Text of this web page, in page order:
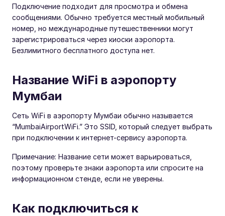
Подключение подходит для просмотра и обмена
сообщениями. Обычно требуется местный мобильный
номер, но международные путешественники могут
зарегистрироваться через киоски аэропорта.
Безлимитного бесплатного доступа нет.
Название WiFi в аэропорту
Мумбаи
Сеть WiFi в аэропорту Мумбаи обычно называется
“MumbaiAirportWiFi.” Это SSID, который следует выбрать
при подключении к интернет-сервису аэропорта.
Примечание: Название сети может варьироваться,
поэтому проверьте знаки аэропорта или спросите на
информационном стенде, если не уверены.
Как подключиться к